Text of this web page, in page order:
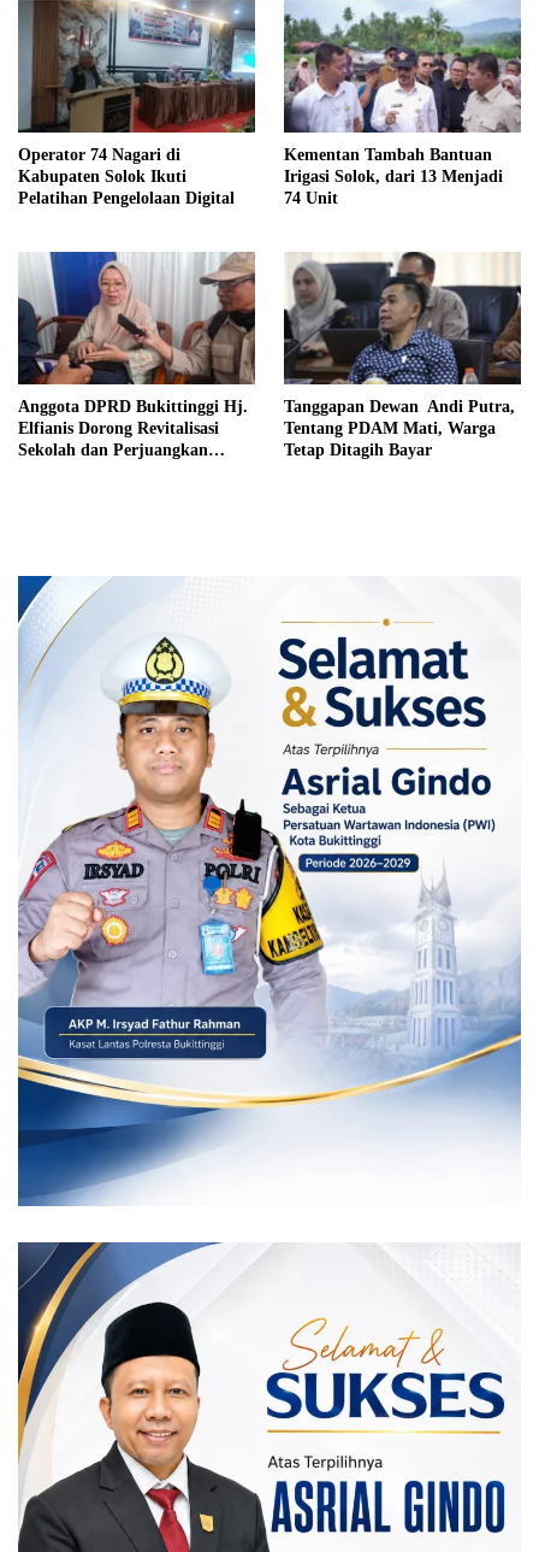
Sehat
Operator 74 Nagari di
Kabupaten Solok Ikuti
Pelatihan Pengelolaan Digital
Kementan Tambah Bantuan
Irigasi Solok, dari 13 Menjadi
74 Unit
Anggota DPRD Bukittinggi Hj.
Elfianis Dorong Revitalisasi
Sekolah dan Perjuangkan
Tanggapan Dewan Andi Putra,
Tentang PDAM Mati, Warga
Tetap Ditagih Bayar